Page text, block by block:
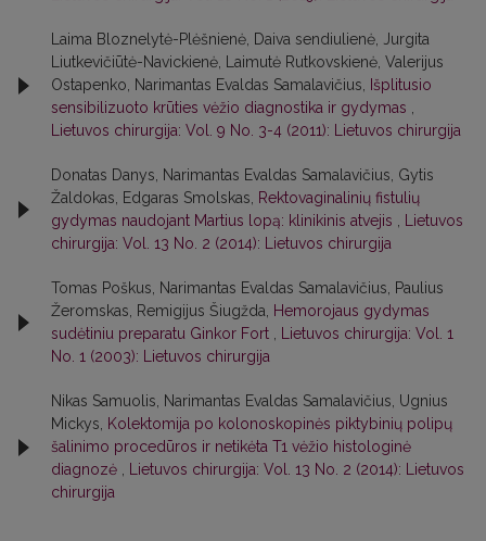
Laima Bloznelytė-Plėšnienė, Daiva sendiulienė, Jurgita
Liutkevičiūtė-Navickienė, Laimutė Rutkovskienė, Valerijus
Ostapenko, Narimantas Evaldas Samalavičius,
Išplitusio
sensibilizuoto krūties vėžio diagnostika ir gydymas
Lietuvos chirurgija: Vol. 9 No. 3-4 (2011): Lietuvos chirurgija
Donatas Danys, Narimantas Evaldas Samalavičius, Gytis
Žaldokas, Edgaras Smolskas,
Rektovaginalinių fistulių
gydymas naudojant Martius lopą: klinikinis atvejis
Lietuvos
chirurgija: Vol. 13 No. 2 (2014): Lietuvos chirurgija
Tomas Poškus, Narimantas Evaldas Samalavičius, Paulius
Žeromskas, Remigijus Šiugžda,
Hemorojaus gydymas
sudėtiniu preparatu Ginkor Fort
Lietuvos chirurgija: Vol. 1
No. 1 (2003): Lietuvos chirurgija
Nikas Samuolis, Narimantas Evaldas Samalavičius, Ugnius
Mickys,
Kolektomija po kolonoskopinės piktybinių polipų
šalinimo procedūros ir netikėta T1 vėžio histologinė
diagnozė
Lietuvos chirurgija: Vol. 13 No. 2 (2014): Lietuvos
chirurgija